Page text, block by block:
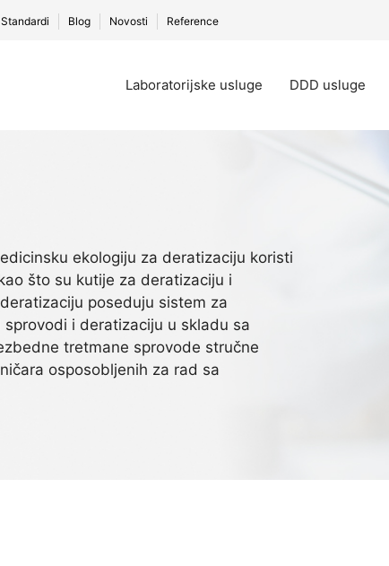
Standardi Blog Novosti Reference
Laboratorijske usluge DDD usluge
ekologiju za deratizaciju koristi
što su kutije za deratizaciju i
poseduju sistem za
i deratizaciju u skladu sa
tretmane sprovode stručne
osposobljenih za rad sa